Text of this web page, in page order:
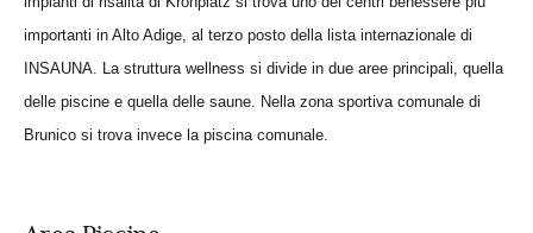
importanti in Alto Adige, al terzo posto della lista internazionale di
INSAUNA. La struttura wellness si divide in due aree principali, quella
delle piscine e quella delle saune. Nella zona sportiva comunale di
Brunico si trova invece la piscina comunale.